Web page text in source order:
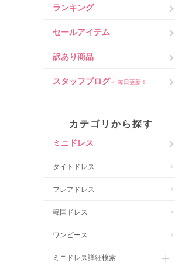
ランキング
セールアイテム
訳あり商品
スタッフブログ＜ 毎日更新！
カテゴリから探す
ミニドレス
タイトドレス
フレアドレス
韓国ドレス
ワンピース
ミニドレス詳細検索